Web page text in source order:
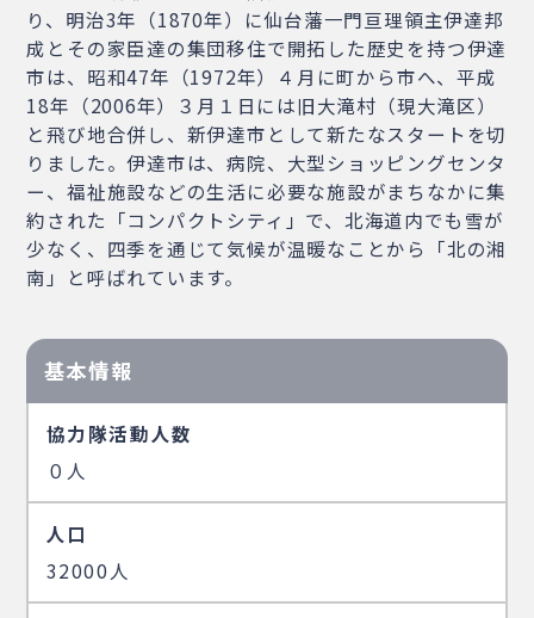
り、明治3年（1870年）に仙台藩一門亘理領主伊達邦
成とその家臣達の集団移住で開拓した歴史を持つ伊達
市は、昭和47年（1972年）４月に町から市へ、平成
18年（2006年）３月１日には旧大滝村（現大滝区）
と飛び地合併し、新伊達市として新たなスタートを切
りました。伊達市は、病院、大型ショッピングセンタ
ー、福祉施設などの生活に必要な施設がまちなかに集
約された「コンパクトシティ」で、北海道内でも雪が
少なく、四季を通じて気候が温暖なことから「北の湘
南」と呼ばれています。
基本情報
協力隊活動人数
０人
人口
32000人